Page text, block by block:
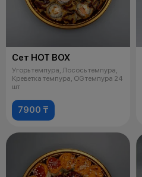
Сет HOT BOX
Угорь темпура, Лосось темпура,
Креветка темпура, OG темпура 24
шт
7900 ₸